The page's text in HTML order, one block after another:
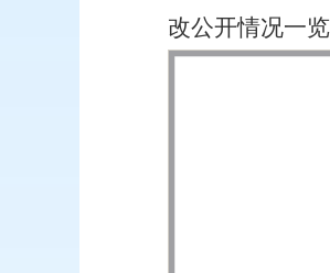
改公开情况一览